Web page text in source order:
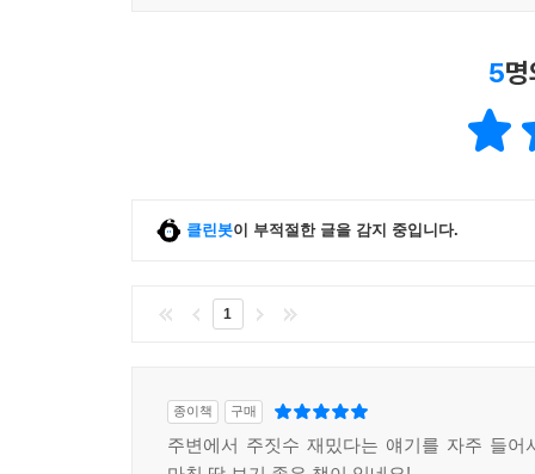
5
클린봇이 부적절한 글을 감지 중입니다.
1
종이책 구매
주변에서 주짓수 재밌다는 얘기를 자주 들어